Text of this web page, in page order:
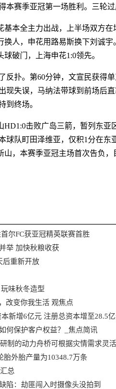
本赛季亚冠第一场胜利。三轮
基本全主力出战，上半场双方
换人，申花用路易斯换下刘诚
破门，上海申花1:0领先。
反扑。第60分钟，文宣民获得
现失误，马纳法带球到前场后
到终场。
HD1:0击败广岛三箭，暂列东亚
球队町田泽维亚，仅积1分在
山，本赛季亚冠主场首次告负，
尔FC获亚冠精英联赛首胜
举 加快秋粮收获
后重新开放
味秋冬造型
改变你我生活 观焦点
新增6亿元 注册总资本增至28.5
何保护客户权益？_焦点简讯
制的动力舟桥可根据灾情需求灵
胎外胎产量为10348.7万条
总
陷：劫匪闯入时摄像头没拍到